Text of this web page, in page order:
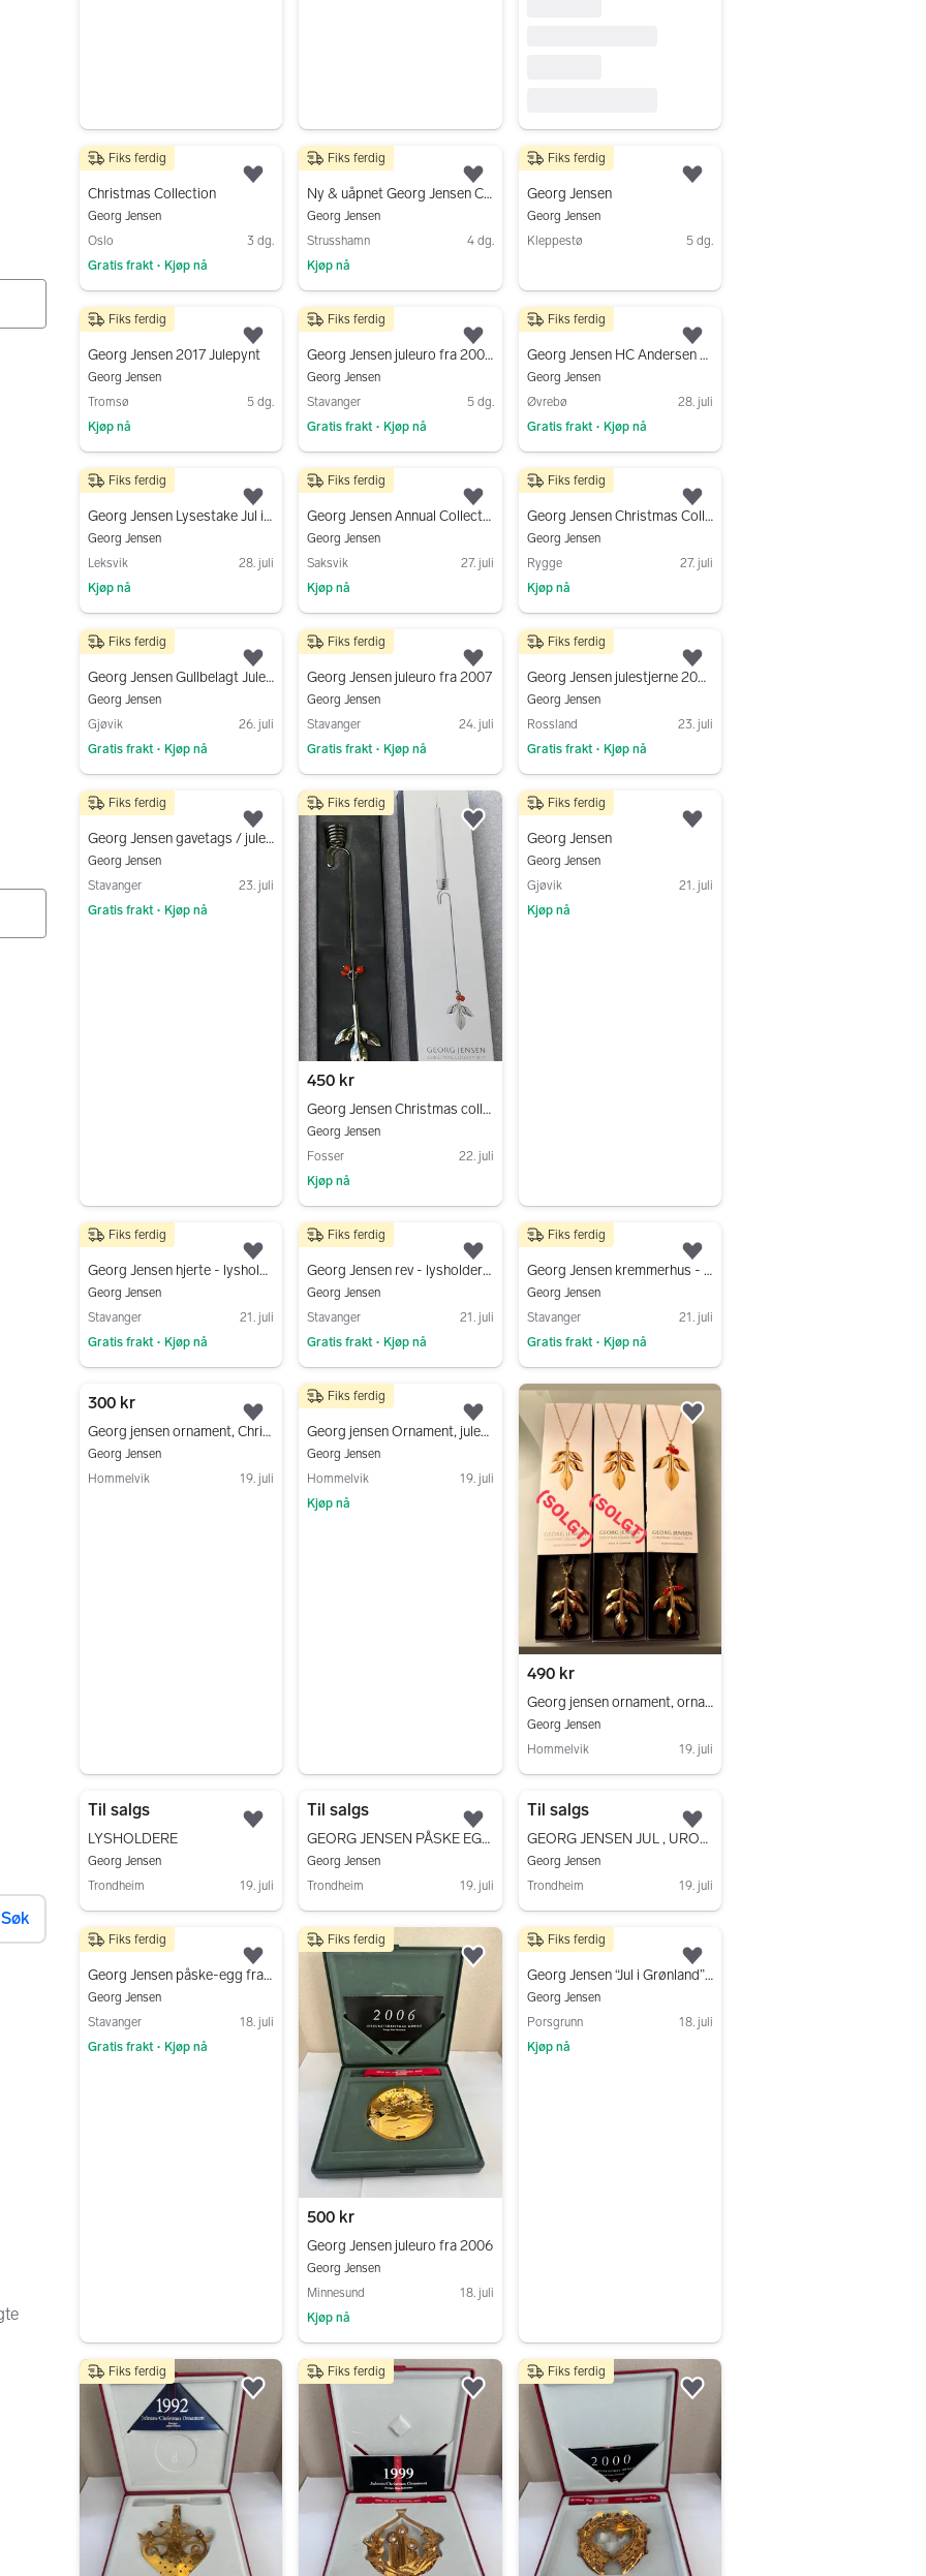
Søk
150 kr
Christmas Collection
Georg Jensen
Oslo
3 dg.
Gratis frakt • Kjøp nå
Fiks ferdig
Legg til som favoritt.
1 200 kr
Ny & uåpnet Georg Jensen Christmas Collectibles 2018 – (Heart, Ball, Bell)
Georg Jensen
Strusshamn
4 dg.
Kjøp nå
Fiks ferdig
Legg til som favoritt.
799 kr
Georg Jensen
Georg Jensen
Kleppestø
5 dg.
Fiks ferdig
690 kr
Georg Jensen 2017 Julepynt
Georg Jensen
Tromsø
5 dg.
Kjøp nå
Fiks ferdig
Legg til som favoritt.
750 kr
Georg Jensen juleuro fra 2001 (uåpnet)
Georg Jensen
Stavanger
5 dg.
Gratis frakt • Kjøp nå
Fiks ferdig
Legg til som favoritt.
1 250 kr
Georg Jensen HC Andersen duk lys grå 140x235 cm
Georg Jensen
Øvrebø
28. juli
Gratis frakt • Kjøp nå
Fiks ferdig
750 kr
Georg Jensen Lysestake Jul i metall
Georg Jensen
Leksvik
28. juli
Kjøp nå
Fiks ferdig
Legg til som favoritt.
180 kr
Georg Jensen Annual Collection Jul
Georg Jensen
Saksvik
27. juli
Kjøp nå
Fiks ferdig
Legg til som favoritt.
300 kr
Georg Jensen Christmas Collectibles julepynt gull
Georg Jensen
Rygge
27. juli
Kjøp nå
Fiks ferdig
450 kr
Georg Jensen Gullbelagt Juletre Large (20 cm)
Georg Jensen
Gjøvik
26. juli
Gratis frakt • Kjøp nå
Fiks ferdig
Legg til som favoritt.
500 kr
Georg Jensen juleuro fra 2007
Georg Jensen
Stavanger
24. juli
Gratis frakt • Kjøp nå
Fiks ferdig
Legg til som favoritt.
350 kr
Georg Jensen julestjerne 2021 gullfarget julepynt
Georg Jensen
Rossland
23. juli
Gratis frakt • Kjøp nå
Fiks ferdig
300 kr
Georg Jensen gavetags / juletrepynt (300,- samlet)
Georg Jensen
Stavanger
23. juli
Gratis frakt • Kjøp nå
Fiks ferdig
Legg til som favoritt.
450 kr
Georg Jensen Christmas collectibles 2016 - Lysholder
Georg Jensen
Fosser
22. juli
Kjøp nå
Fiks ferdig
Legg til som favoritt.
700 kr
Georg Jensen
Georg Jensen
Gjøvik
21. juli
Kjøp nå
Fiks ferdig
350 kr
Georg Jensen hjerte - lysholder fra 1997
Georg Jensen
Stavanger
21. juli
Gratis frakt • Kjøp nå
Fiks ferdig
Legg til som favoritt.
350 kr
Georg Jensen rev - lysholder fra 2002
Georg Jensen
Stavanger
21. juli
Gratis frakt • Kjøp nå
Fiks ferdig
Legg til som favoritt.
350 kr
Georg Jensen kremmerhus - lysholder fra 1995
Georg Jensen
Stavanger
21. juli
Gratis frakt • Kjøp nå
Fiks ferdig
300 kr
Georg jensen ornament, Christmas collectibles, jul , ornaments
Georg Jensen
Hommelvik
19. juli
Legg til som favoritt.
350 kr
Georg jensen Ornament, juleornament
Georg Jensen
Hommelvik
19. juli
Kjøp nå
Fiks ferdig
Legg til som favoritt.
490 kr
Georg jensen ornament, ornamenter jul
Georg Jensen
Hommelvik
19. juli
Legg til som favoritt.
Til salgs
LYSHOLDERE
Georg Jensen
Trondheim
19. juli
Legg til som favoritt.
Til salgs
GEORG JENSEN PÅSKE EGG 2022 I GULL
Georg Jensen
Trondheim
19. juli
Legg til som favoritt.
Til salgs
GEORG JENSEN JUL , UROER 1984-2025
Georg Jensen
Trondheim
19. juli
300 kr
Georg Jensen påske-egg fra 2006 (300,-/500,-)
Georg Jensen
Stavanger
18. juli
Gratis frakt • Kjøp nå
Fiks ferdig
Legg til som favoritt.
500 kr
Georg Jensen juleuro fra 2006
Georg Jensen
Minnesund
18. juli
Kjøp nå
Fiks ferdig
Legg til som favoritt.
700 kr
Georg Jensen “Jul i Grønland” 2007 – Juleuro i gullmessing
Georg Jensen
Porsgrunn
18. juli
Kjøp nå
Fiks ferdig
Fiks ferdig
Legg til som favoritt.
Fiks ferdig
Legg til som favoritt.
Fiks ferdig